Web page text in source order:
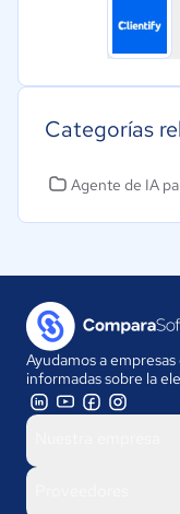
Categorías
Agente de IA
Ayudamos a
informadas sobre la